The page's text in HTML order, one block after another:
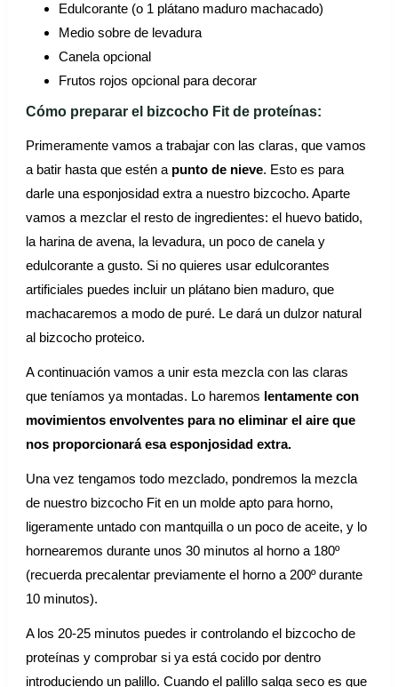
Edulcorante (o 1 plátano maduro machacado)
Medio sobre de levadura
Canela opcional
Frutos rojos opcional para decorar
Cómo preparar el bizcocho Fit de proteínas:
Primeramente vamos a trabajar con las claras, que vamos
a batir hasta que estén a punto de nieve. Esto es para
darle una esponjosidad extra a nuestro bizcocho. Aparte
vamos a mezclar el resto de ingredientes: el huevo batido,
la harina de avena, la levadura, un poco de canela y
edulcorante a gusto. Si no quieres usar edulcorantes
artificiales puedes incluir un plátano bien maduro, que
machacaremos a modo de puré. Le dará un dulzor natural
al bizcocho proteico.
A continuación vamos a unir esta mezcla con las claras
que teníamos ya montadas. Lo haremos lentamente con
movimientos envolventes para no eliminar el aire que
nos proporcionará esa esponjosidad extra.
Una vez tengamos todo mezclado, pondremos la mezcla
de nuestro bizcocho Fit en un molde apto para horno,
ligeramente untado con mantquilla o un poco de aceite, y lo
hornearemos durante unos 30 minutos al horno a 180º
(recuerda precalentar previamente el horno a 200º durante
10 minutos).
A los 20-25 minutos puedes ir controlando el bizcocho de
proteínas y comprobar si ya está cocido por dentro
introduciendo un palillo. Cuando el palillo salga seco es que